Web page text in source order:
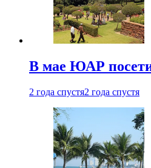
В мае ЮАР
2 года спустя2 года спустя